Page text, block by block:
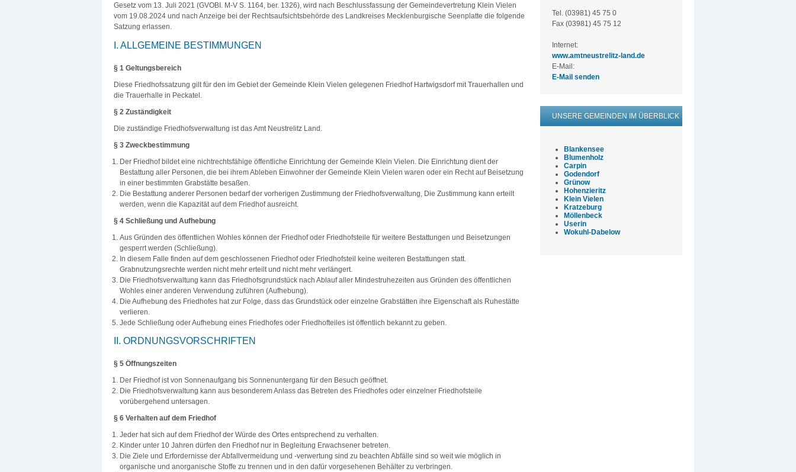
Gesetz vom 13. Juli 2021 (GVOBI. M-V S. 1164, ber. 1326), wird nach Beschlussfassung der Gemeindevertretung Klein Vielen
vom 19.08.2024 und nach Anzeige bei der Rechtsaufsichtsbehörde des Landkreises Mecklenburgische Seenplatte die folgende
Satzung erlassen.
I. ALLGEMEINE BESTIMMUNGEN
§ 1 Geltungsbereich
Diese Friedhofssatzung gilt für den im Gebiet der Gemeinde Klein Vielen gelegenen Friedhof Hartwigsdorf mit Trauerhallen und
die Trauerhalle in Peckatel.
§ 2 Zuständigkeit
Die zuständige Friedhofsverwaltung ist das Amt Neustrelitz Land.
§ 3 Zweckbestimmung
Der Friedhof bildet eine nichtrechtsfähige öffentliche Einrichtung der Gemeinde Klein Vielen. Die Einrichtung dient der
Bestattung aller Personen, die bei ihrem Ableben Einwohner der Gemeinde Klein Vielen waren oder ein Recht auf Beisetzung
in einer bestimmten Grabstätte besaßen.
Die Bestattung anderer Personen bedarf der vorherigen Zustimmung der Friedhofsverwaltung, Die Zustimmung kann erteilt
werden, wenn die Kapazität auf dem Friedhof ausreicht.
§ 4 Schließung und Aufhebung
Aus Gründen des öffentlichen Wohles können der Friedhof oder Friedhofsteile für weitere Bestattungen und Beisetzungen
gesperrt werden (Schließung).
In diesem Falle finden auf dem geschlossenen Friedhof oder Friedhofsteil keine weiteren Bestattungen statt.
Grabnutzungsrechte werden nicht mehr erteilt und nicht mehr verlängert.
Die Friedhofsverwaltung kann das Friedhofsgrundstück nach Ablauf aller Mindestruhezeiten aus Gründen des öffentlichen
Wohles einer anderen Verwendung zuführen (Aufhebung).
Die Aufhebung des Friedhofes hat zur Folge, dass das Grundstück oder einzelne Grabstätten ihre Eigenschaft als Ruhestätte
verlieren.
Jede Schließung oder Aufhebung eines Friedhofes oder Friedhofteiles ist öffentlich bekannt zu geben.
II. ORDNUNGSVORSCHRIFTEN
§ 5 Öffnungszeiten
Der Friedhof ist von Sonnenaufgang bis Sonnenuntergang für den Besuch geöffnet.
Die Friedhofsverwaltung kann aus besonderem Anlass das Betreten des Friedhofes oder einzelner Friedhofsteile
vorübergehend untersagen.
§ 6 Verhalten auf dem Friedhof
Jeder hat sich auf dem Friedhof der Würde des Ortes entsprechend zu verhalten.
Kinder unter 10 Jahren dürfen den Friedhof nur in Begleitung Erwachsener betreten.
Die Ziele und Erfordernisse der Abfallvermeidung und -verwertung sind zu beachten Abfälle sind so weit wie möglich in
organische und anorganische Stoffe zu trennen und in den dafür vorgesehenen Behälter zu verbringen.
Tel. (03981) 45 75 0
Fax (03981) 45 75 12
Internet:
www.amtneustrelitz-land.de
E-Mail:
E-Mail senden
UNSERE GEMEINDEN IM ÜBERBLICK
Blankensee
Blumenholz
Carpin
Godendorf
Grünow
Hohenzieritz
Klein Vielen
Kratzeburg
Möllenbeck
Userin
Wokuhl-Dabelow